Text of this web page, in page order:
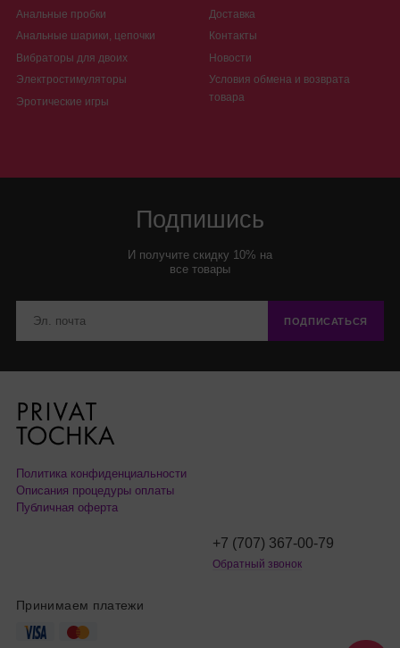
Анальные пробки
Анальные шарики, цепочки
Вибраторы для двоих
Электростимуляторы
Эротические игры
Доставка
Контакты
Новости
Условия обмена и возврата
товара
Подпишись
И получите скидку 10% на
все товары
ПОДПИСАТЬСЯ
Политика конфиденциальности
Описания процедуры оплаты
Публичная оферта
+7 (707) 367-00-79
Обратный звонок
Принимаем платежи